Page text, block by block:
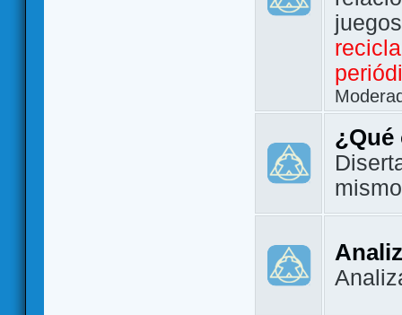
¿Qué